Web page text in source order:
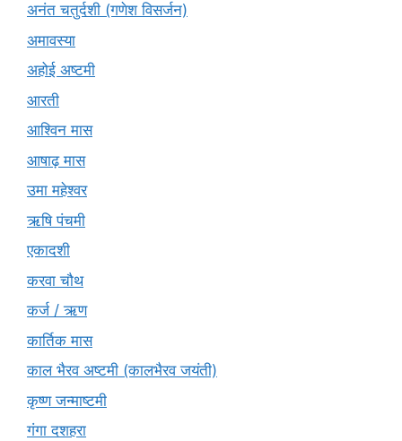
अनंत चतुर्दशी (गणेश विसर्जन)
अमावस्या
अहोई अष्टमी
आरती
आश्विन मास
आषाढ़ मास
उमा महेश्वर
ऋषि पंचमी
एकादशी
करवा चौथ
कर्ज / ऋण
कार्तिक मास
काल भैरव अष्टमी (कालभैरव जयंती)
कृष्ण जन्माष्टमी
गंगा दशहरा